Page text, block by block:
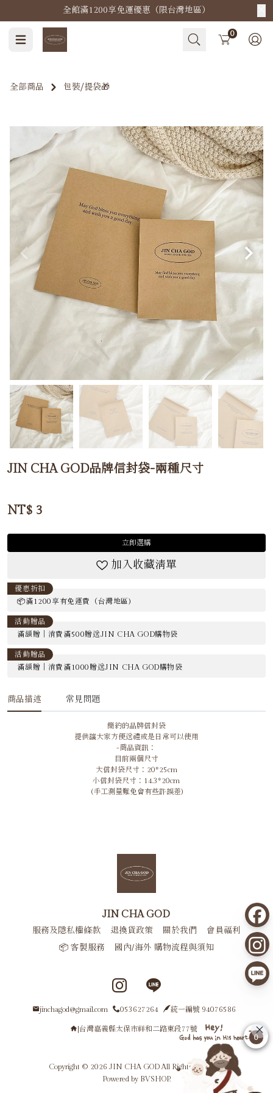
全館滿1200享免運優惠（限台灣地區）
Cart 0
全部商品 包裝⧸提袋🎁
JIN CHA GOD品牌信封袋-兩種尺寸
NT$ 3
立即選購
加入收藏清單
優惠折扣
📦滿1200享有免運費（台灣地區)
活動贈品
滿額贈｜消費滿500贈送JIN CHA GOD購物袋
活動贈品
滿額贈｜消費滿1000贈送JIN CHA GOD購物袋
商品描述 常見問題
簡約的品牌信封袋
提供讓大家方便送禮或是日常可以使用
-商品資訊：
目前兩個尺寸
大信封袋尺寸：20*25cm
小信封袋尺寸：14.3*20cm
(手工測量難免會有些許誤差)
JIN CHA GOD
服務及隱私權條款 退換貨政策 關於我們
會員福利
📦 客製服務
國內/海外 購物流程與須知
Instagram pageLine page
jinchagod@gmail.com 053627264 統一編號 94076586
|台灣嘉義縣太保市祥和二路東段77號
Copyright © 2026 JIN CHA GOD All Rights Reserved.
Powered by BVSHOP.
0